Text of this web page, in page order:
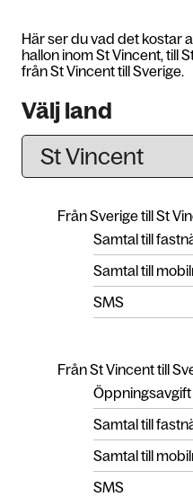
Här ser du vad det kostar
hallon inom St Vincent, till
från St Vincent till Sverige.
Välj land
Från Sverige till St
Samtal till
Samtal till
SMS
Från St Vincent till
Öppningsavgift
Samtal till
Samtal till
SMS